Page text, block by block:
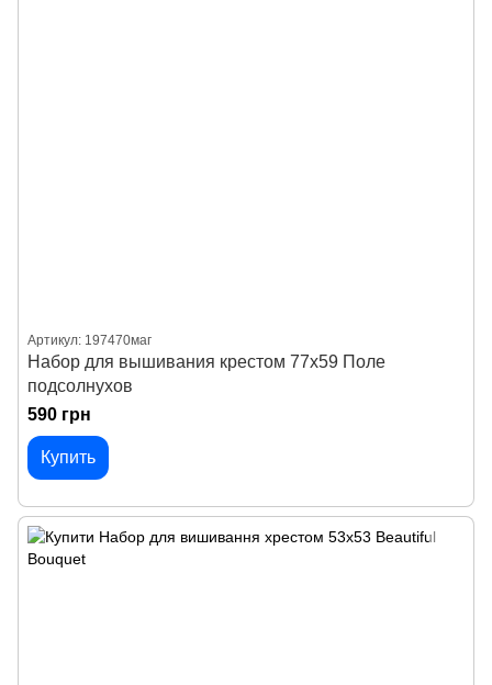
Артикул: 197470маг
Набор для вышивания крестом 77х59 Поле
подсолнухов
590 грн
Купить